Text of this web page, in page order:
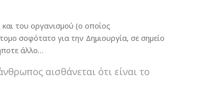
του οργανισμού (ο οποίος
σοφότατο για την Δημιουργία, σε σημείο
άλλο…
αισθάνεται ότι είναι το